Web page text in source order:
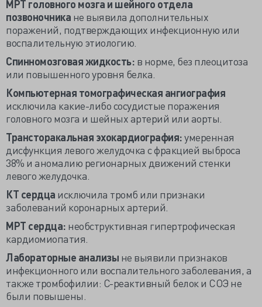
МРТ головного мозга и шейного отдела
позвоночника не выявила дополнительных
поражений, подтверждающих инфекционную или
воспалительную этиологию.
Спинномозговая жидкость: в норме, без плеоцитоза
или повышенного уровня белка.
Компьютерная томографическая ангиография
исключила какие-либо сосудистые поражения
головного мозга и шейных артерий или аорты.
Трансторакальная эхокардиография:умеренная
дисфункция левого желудочка с фракцией выброса
38% и аномалию регионарных движений стенки
левого желудочка.
КТ сердца исключила тромб или признаки
заболеваний коронарных артерий.
МРТ сердца: необструктивная гипертрофическая
кардиомиопатия.
Лабораторные анализы не выявили признаков
инфекционного или воспалительного заболевания, а
также тромбофилии: С-реактивный белок и СОЭ не
были повышены.